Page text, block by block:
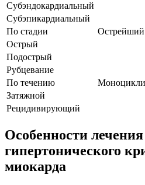
Субэндокардиальный
Субэпикардиальный
По стадии
Острейший
Острый
Подострый
Рубцевание
По течению
Затяжной
Рецидивирующий
Особенности лечения
гипертонического
миокарда